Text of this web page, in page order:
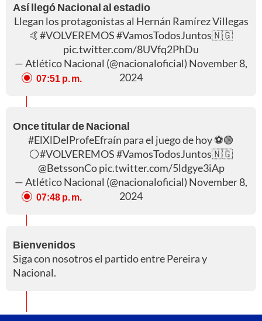
Así llegó Nacional al estadio
Llegan los protagonistas al Hernán Ramírez Villegas
🤙#VOLVEREMOS#VamosTodosJuntos🇳🇬
pic.twitter.com/8UVfq2PhDu
— Atlético Nacional (@nacionaloficial) November 8,
2024
07:51 p. m.
Once titular de Nacional
#ElXlDelProfeEfraín para el juego de hoy ⚽️🟢
⚪️#VOLVEREMOS#VamosTodosJuntos🇳🇬
@BetssonCo pic.twitter.com/5ldgye3iAp
— Atlético Nacional (@nacionaloficial) November 8,
2024
07:48 p. m.
Bienvenidos
Siga con nosotros el partido entre Pereira y
Nacional.